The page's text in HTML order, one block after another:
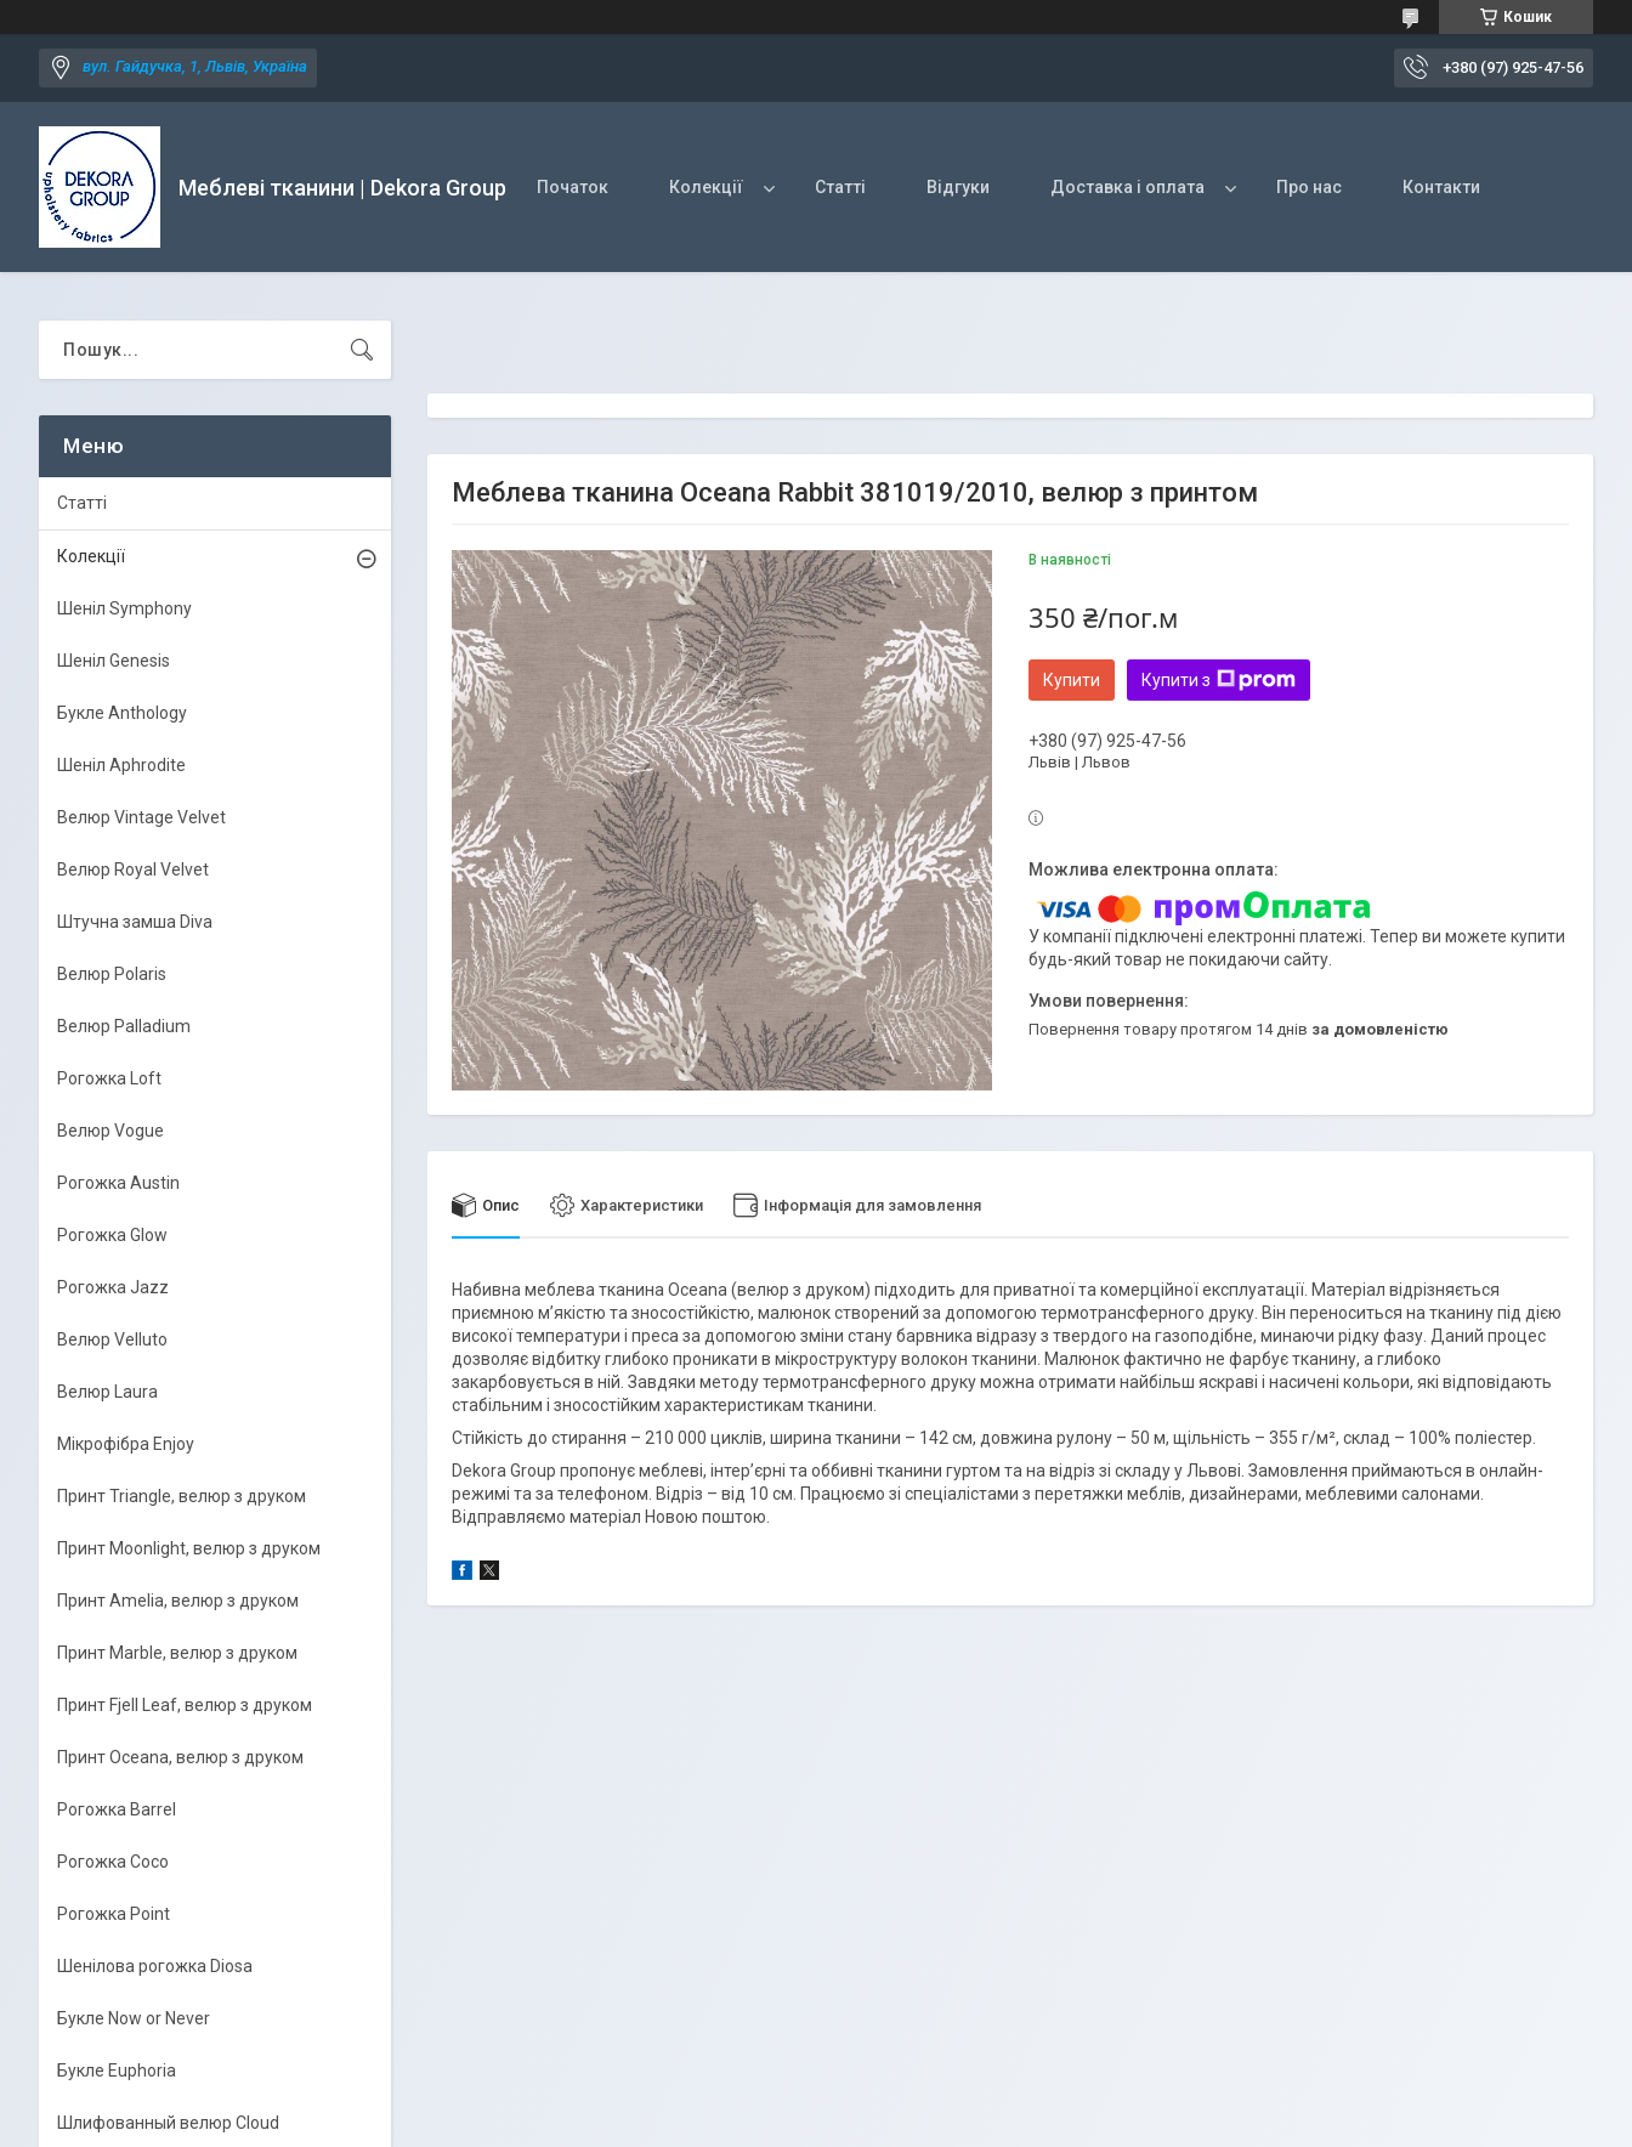
Кошик
вул. Гайдучка, 1, Львів, Україна +380 (97) 925-47-56
Меблеві тканини | Dekora Group Початок Колекції Статті Відгуки Доставка і оплата Про нас Контакти
Меблева тканина Oceana Rabbit 381019/2010, велюр з принтом
В наявності
350 ₴/пог.м
Купити Купити з
+380 (97) 925-47-56
Львів | Львов
У компанії підключені електронні платежі. Тепер ви можете купити
будь-який товар не покидаючи сайту.
повернення товару протягом 14 днів за домовленістю
Опис Характеристики Інформація для замовлення
Набивна меблева тканина Oceana (велюр з друком) підходить для приватної та комерційної експлуатації. Матеріал відрізняється
приємною м’якістю та зносостійкістю, малюнок створений за допомогою термотрансферного друку. Він переноситься на тканину під дією
високої температури і преса за допомогою зміни стану барвника відразу з твердого на газоподібне, минаючи рідку фазу. Даний процес
дозволяє відбитку глибоко проникати в мікроструктуру волокон тканини. Малюнок фактично не фарбує тканину, а глибоко
закарбовується в ній. Завдяки методу термотрансферного друку можна отримати найбільш яскраві і насичені кольори, які відповідають
стабільним і зносостійким характеристикам тканини.
Стійкість до стирання – 210 000 циклів, ширина тканини – 142 см, довжина рулону – 50 м, щільність – 355 г/м², склад – 100% поліестер.
Dekora Group пропонує меблеві, інтер’єрні та оббивні тканини гуртом та на відріз зі складу у Львові. Замовлення приймаються в онлайн-
режимі та за телефоном. Відріз – від 10 см. Працюємо зі спеціалістами з перетяжки меблів, дизайнерами, меблевими салонами.
Відправляємо матеріал Новою поштою.
Статті
Колекції
Шеніл Symphony
Шеніл Genesis
Букле Anthology
Шеніл Aphrodite
Велюр Vintage Velvet
Велюр Royal Velvet
Штучна замша Diva
Велюр Polaris
Велюр Palladium
Рогожка Loft
Велюр Vogue
Рогожка Austin
Рогожка Glow
Рогожка Jazz
Велюр Velluto
Велюр Laura
Мікрофібра Enjoy
Принт Triangle, велюр з друком
Принт Moonlight, велюр з друком
Принт Amelia, велюр з друком
Принт Marble, велюр з друком
Принт Fjell Leaf, велюр з друком
Принт Oceana, велюр з друком
Рогожка Barrel
Рогожка Coco
Рогожка Point
Шенілова рогожка Diosa
Букле Now or Never
Букле Euphoria
Шлифованный велюр Cloud